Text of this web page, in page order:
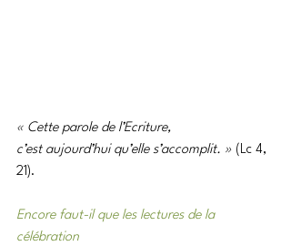
« Cette parole de l’Ecriture,
c’est aujourd’hui qu’elle s’accomplit. » (Lc 4,
21).
Encore faut-il que les lectures de la
célébration